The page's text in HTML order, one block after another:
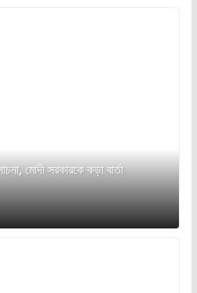
মোদী সরকারকে কড়া বার্তা